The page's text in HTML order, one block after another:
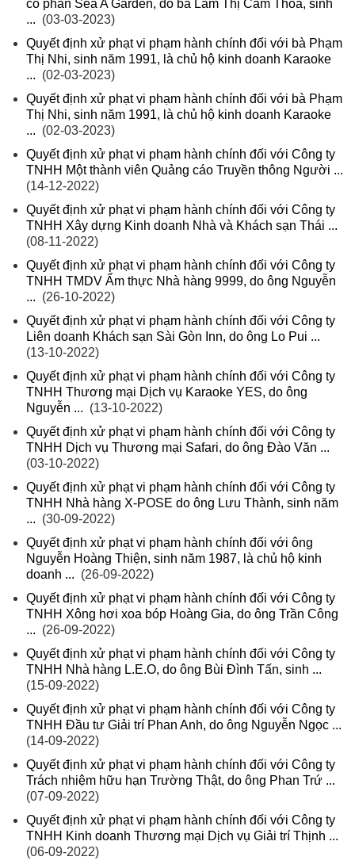
cổ phần Sea A Garden, do bà Lâm Thị Cẩm Thoa, sinh
... (03-03-2023)
Quyết định xử phạt vi phạm hành chính đối với bà Phạm
Thị Nhi, sinh năm 1991, là chủ hộ kinh doanh Karaoke
... (02-03-2023)
Quyết định xử phạt vi phạm hành chính đối với bà Phạm
Thị Nhi, sinh năm 1991, là chủ hộ kinh doanh Karaoke
... (02-03-2023)
Quyết định xử phạt vi phạm hành chính đối với Công ty
TNHH Một thành viên Quảng cáo Truyền thông Người ...
(14-12-2022)
Quyết định xử phạt vi phạm hành chính đối với Công ty
TNHH Xây dựng Kinh doanh Nhà và Khách sạn Thái ...
(08-11-2022)
Quyết định xử phạt vi phạm hành chính đối với Công ty
TNHH TMDV Ẩm thực Nhà hàng 9999, do ông Nguyễn
... (26-10-2022)
Quyết định xử phạt vi phạm hành chính đối với Công ty
Liên doanh Khách sạn Sài Gòn Inn, do ông Lo Pui ...
(13-10-2022)
Quyết định xử phạt vi phạm hành chính đối với Công ty
TNHH Thương mại Dịch vụ Karaoke YES, do ông
Nguyễn ... (13-10-2022)
Quyết định xử phạt vi phạm hành chính đối với Công ty
TNHH Dịch vụ Thương mại Safari, do ông Đào Văn ...
(03-10-2022)
Quyết định xử phạt vi phạm hành chính đối với Công ty
TNHH Nhà hàng X-POSE do ông Lưu Thành, sinh năm
... (30-09-2022)
Quyết định xử phạt vi phạm hành chính đối với ông
Nguyễn Hoàng Thiện, sinh năm 1987, là chủ hộ kinh
doanh ... (26-09-2022)
Quyết định xử phạt vi phạm hành chính đối với Công ty
TNHH Xông hơi xoa bóp Hoàng Gia, do ông Trần Công
... (26-09-2022)
Quyết định xử phạt vi phạm hành chính đối với Công ty
TNHH Nhà hàng L.E.O, do ông Bùi Đình Tấn, sinh ...
(15-09-2022)
Quyết định xử phạt vi phạm hành chính đối với Công ty
TNHH Đầu tư Giải trí Phan Anh, do ông Nguyễn Ngọc ...
(14-09-2022)
Quyết định xử phạt vi phạm hành chính đối với Công ty
Trách nhiệm hữu hạn Trường Thật, do ông Phan Trứ ...
(07-09-2022)
Quyết định xử phạt vi phạm hành chính đối với Công ty
TNHH Kinh doanh Thương mại Dịch vụ Giải trí Thịnh ...
(06-09-2022)